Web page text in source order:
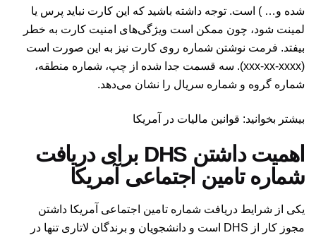
شده و… ) است. توجه داشته باشید که این کارت نباید پرس یا
لمینت شود، چون ممکن است ویژگی‌های امنیت کارت به خطر
بیفتد. فرمت نوشتن شماره روی کارت نیز به این صورت است
(xxx-xx-xxxx). سه قسمت جدا شده از چپ، شماره منطقه،
شماره گروه و شماره سریال را نشان می‌دهد.
بیشتر بخوانید: قوانین مالیات در آمریکا
اهمیت داشتن DHS برای دریافت
شماره تامین اجتماعی آمریکا
یکی از شرایط دریافت شماره تامین اجتماعی آمریکا داشتن
مجوز کار از DHS است و دانشجویان و برندگان لاتاری تنها در